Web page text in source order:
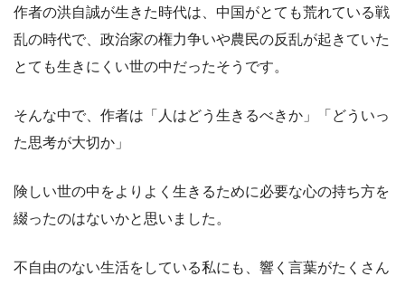
作者の洪自誠が生きた時代は、中国がとても荒れている戦
乱の時代で、政治家の権力争いや農民の反乱が起きていた
とても生きにくい世の中だったそうです。
そんな中で、作者は「人はどう生きるべきか」「どういっ
た思考が大切か」
険しい世の中をよりよく生きるために必要な心の持ち方を
綴ったのはないかと思いました。
不自由のない生活をしている私にも、響く言葉がたくさん